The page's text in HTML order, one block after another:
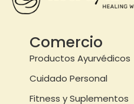
Comercio
Productos Ayurvédicos
Cuidado Personal
Fitness y Suplementos